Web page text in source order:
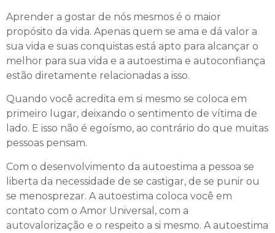
Aprender a gostar de nós mesmos é o maior
propósito da vida. Apenas quem se ama e dá valor a
sua vida e suas conquistas está apto para alcançar o
melhor para sua vida e a autoestima e autoconfiança
estão diretamente relacionadas a isso.
Quando você acredita em si mesmo se coloca em
primeiro lugar, deixando o sentimento de vítima de
lado. E isso não é egoísmo, ao contrário do que muitas
pessoas pensam.
Com o desenvolvimento da autoestima a pessoa se
liberta da necessidade de se castigar, de se punir ou
se menosprezar. A autoestima coloca você em
contato com o Amor Universal, com a
autovalorização e o respeito a si mesmo. A autoestima